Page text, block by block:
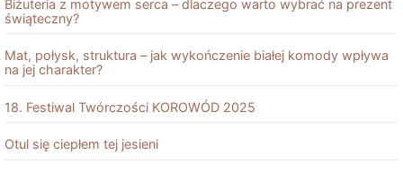
Biżuteria z motywem serca – dlaczego warto wybrać na prezent
świąteczny?
Mat, połysk, struktura – jak wykończenie białej komody wpływa
na jej charakter?
18. Festiwal Twórczości KOROWÓD 2025
Otul się ciepłem tej jesieni